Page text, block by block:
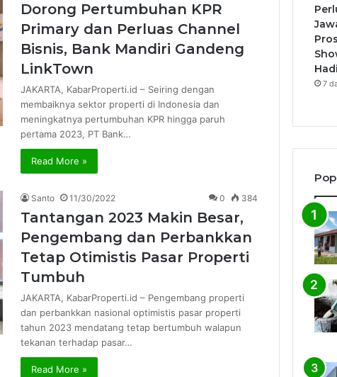
Dorong Pertumbuhan KPR
Primary dan Perluas Channel
Bisnis, Bank Mandiri Gandeng
LinkTown
JAKARTA, KabarProperti.id – Seiring dengan
membaiknya sektor properti di Indonesia dan
meningkatnya pertumbuhan KPR hingga paruh
pertama 2023, PT Bank…
Read More »
Santo 11/30/2022 0 384
Tantangan 2023 Makin Besar,
Pengembang dan Perbankkan
Tetap Otimistis Pasar Properti
Tumbuh
JAKARTA, KabarProperti.id – Pengembang properti
dan perbankkan nasional optimistis pasar properti
tahun 2023 mendatang tetap bertumbuh walapun
tekanan terhadap pasar…
Read More »
7